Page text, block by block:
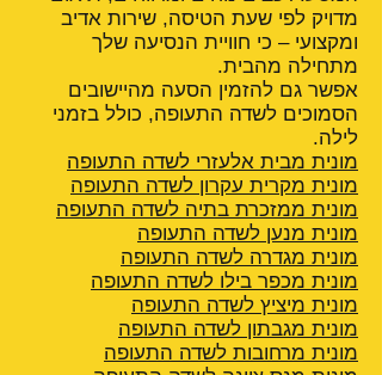
מדויק לפי שעת הטיסה, שירות אדיב
ומקצועי – כי חוויית הנסיעה שלך
מתחילה מהבית.
אפשר גם להזמין הסעה מהיישובים
הסמוכים לשדה התעופה, כולל בזמני
לילה.
מונית מבית אלעזרי לשדה התעופה
מונית מקרית עקרון לשדה התעופה
מונית ממזכרת בתיה לשדה התעופה
מונית מנען לשדה התעופה
מונית מגדרה לשדה התעופה
מונית מכפר בילו לשדה התעופה
מונית מיציץ לשדה התעופה
מונית מגבתון לשדה התעופה
מונית מרחובות לשדה התעופה